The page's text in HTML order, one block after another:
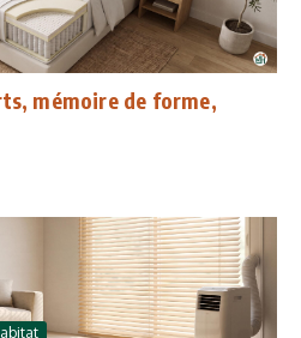
mémoire de forme,